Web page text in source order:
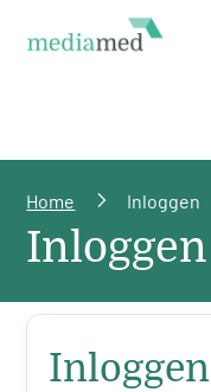
Home Inloggen
Inloggen
Inloggen